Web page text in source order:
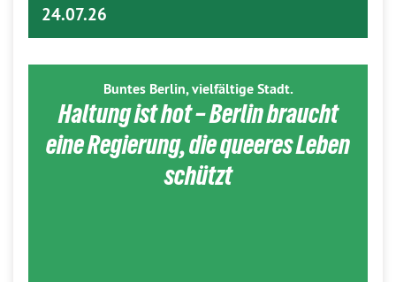
24.07.26
Buntes Berlin, vielfältige Stadt.
Haltung ist hot – Berlin braucht
eine Regierung, die queeres Leben
schützt